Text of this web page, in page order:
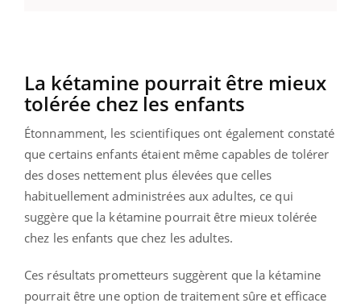
La kétamine pourrait être mieux
tolérée chez les enfants
Étonnamment, les scientifiques ont également constaté
que certains enfants étaient même capables de tolérer
des doses nettement plus élevées que celles
habituellement administrées aux adultes, ce qui
suggère que la kétamine pourrait être mieux tolérée
chez les enfants que chez les adultes.
Ces résultats prometteurs suggèrent que la kétamine
pourrait être une option de traitement sûre et efficace